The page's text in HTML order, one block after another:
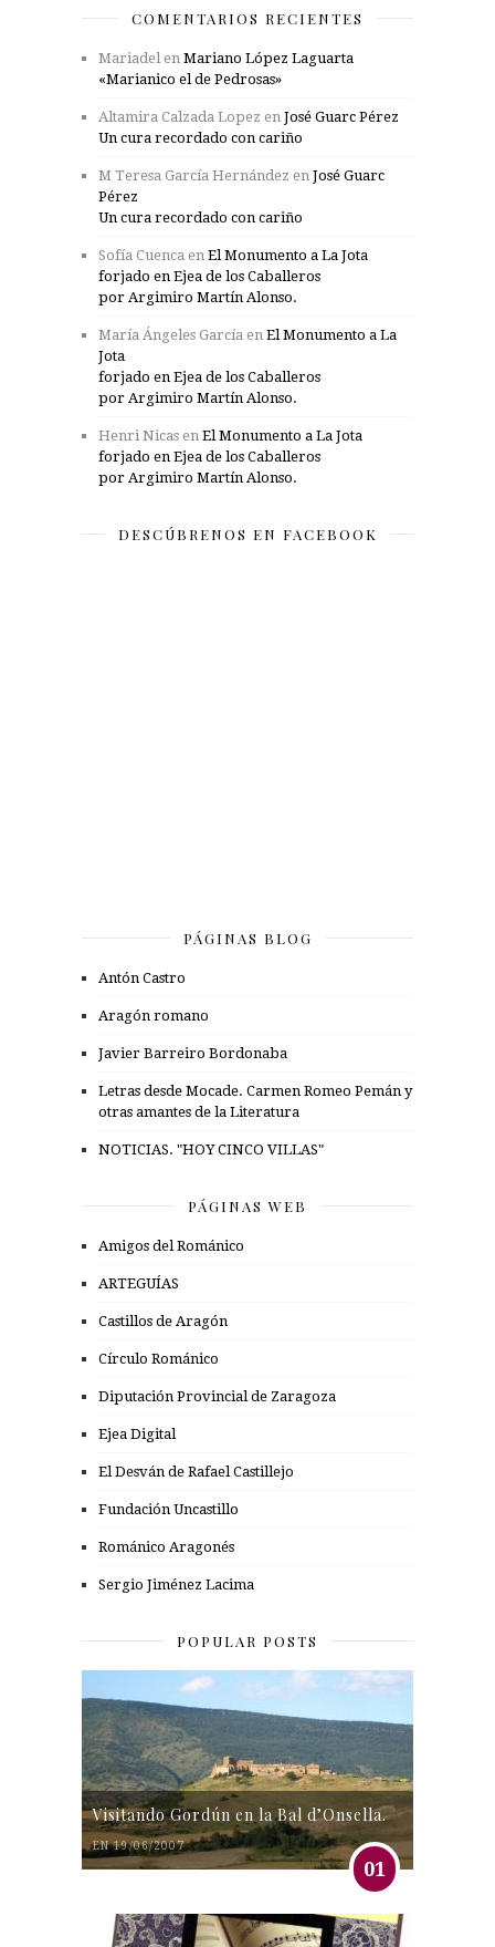
COMENTARIOS RECIENTES
Mariadel en Mariano López Laguarta
«Marianico el de Pedrosas»
Altamira Calzada Lopez en José Guarc Pérez
Un cura recordado con cariño
M Teresa García Hernández en José Guarc
Pérez
Un cura recordado con cariño
Sofía Cuenca en El Monumento a La Jota
forjado en Ejea de los Caballeros
por Argimiro Martín Alonso.
María Ángeles García en El Monumento a La
Jota
forjado en Ejea de los Caballeros
por Argimiro Martín Alonso.
Henri Nicas en El Monumento a La Jota
forjado en Ejea de los Caballeros
por Argimiro Martín Alonso.
DESCÚBRENOS EN FACEBOOK
PÁGINAS BLOG
Antón Castro
Aragón romano
Javier Barreiro Bordonaba
Letras desde Mocade. Carmen Romeo Pemán y
otras amantes de la Literatura
NOTICIAS. "HOY CINCO VILLAS"
PÁGINAS WEB
Amigos del Románico
ARTEGUÍAS
Castillos de Aragón
Círculo Románico
Diputación Provincial de Zaragoza
Ejea Digital
El Desván de Rafael Castillejo
Fundación Uncastillo
Románico Aragonés
Sergio Jiménez Lacima
POPULAR POSTS
Visitando Gordún en la Bal d’Onsella.
EN 19/06/2007
01